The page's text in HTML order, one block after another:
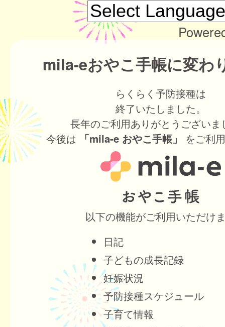
mila-eおやこ手帳に変わ
らくらく予防接種は
終了いたしました。
長年のご利用ありがとうございま
今後は
「mila-e おやこ手帳」 をご利
以下の機能がご利用いただけ
日記
子どもの成長記録
妊娠状況
予防接種スケジュール
子育て情報